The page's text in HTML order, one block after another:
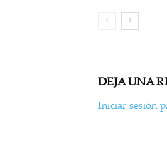
DEJA UNA
Iniciar sesión